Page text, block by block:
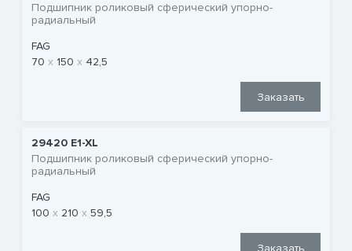
Подшипник роликовый сферический упорно-
радиальный
FAG
70
150 42,5
Заказать
29420 E1-XL
Подшипник роликовый сферический упорно-
радиальный
FAG
100
210 59,5
Заказать